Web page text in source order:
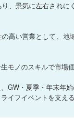
、景気に左右されに
高い営業として、地
モノのスキルで市場
・夏季・年末年始
イフイベントを支え